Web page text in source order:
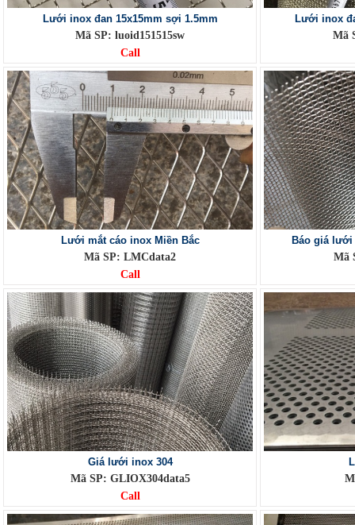
Lưới inox đan 15x15mm sợi 1.5mm
Mã SP: luoid151515sw
Call
Lưới inox
Mã
Lưới mắt cáo inox Miền Bắc
Mã SP: LMCdata2
Call
Báo giá
Mã
Giá lưới inox 304
Mã SP: GLIOX304data5
Call